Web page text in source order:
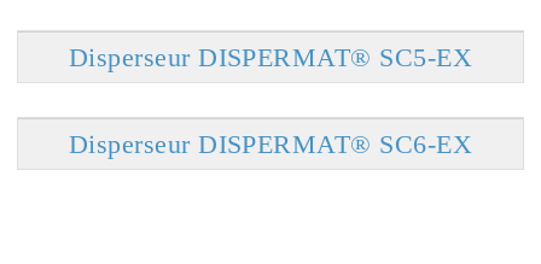
Disperseur DISPERMAT® SC5-EX
Disperseur DISPERMAT® SC6-EX